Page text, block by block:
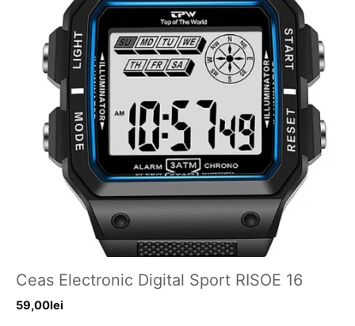
Ceas Electronic Digital Sport RISOE 16
59,00lei